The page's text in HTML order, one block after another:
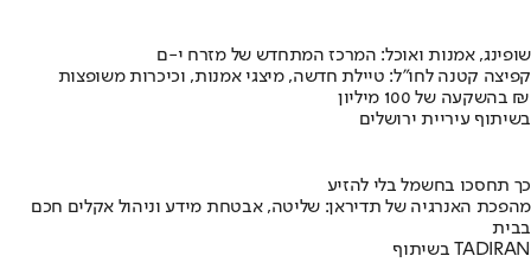
שופינג, אמנות ואוכל: המרכז המתחדש של מזרח י-ם
קפיצה קטנה לחו"ל: טיילת חדשה, מיצגי אמנות, וכיכרות משופצות
בהשקעה של 100 מיליון ₪
בשיתוף עיריית ירושלים
כך תחסכו בחשמל בלי להזיע
מהפכת האנרגיה של תדיראן: שליטה, אבטחת מידע וניהול אקלים חכם
בבית
בשיתוף TADIRAN